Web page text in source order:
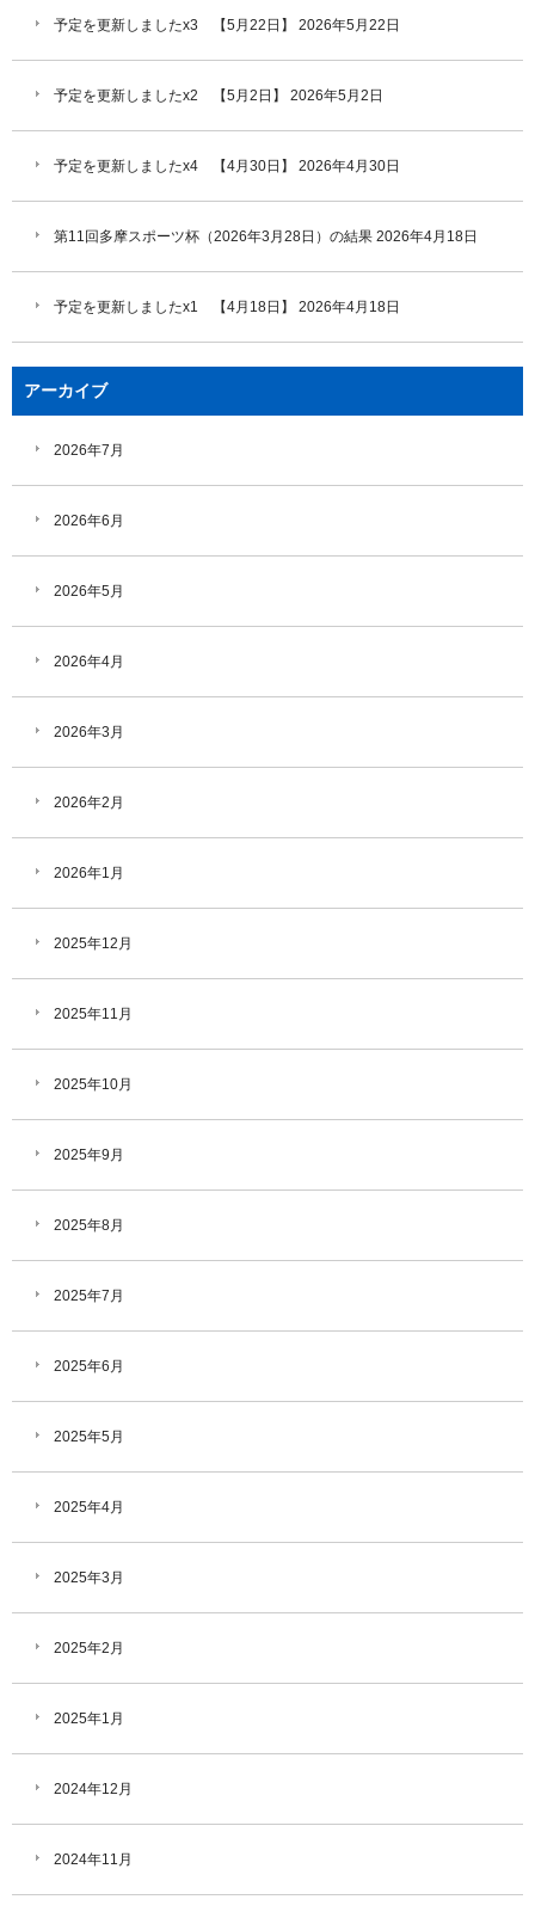
予定を更新しましたx3 【5月22日】 2026年5月22日
予定を更新しましたx2 【5月2日】 2026年5月2日
予定を更新しましたx4 【4月30日】 2026年4月30日
第11回多摩スポーツ杯（2026年3月28日）の結果 2026年4月18日
予定を更新しましたx1 【4月18日】 2026年4月18日
アーカイブ
2026年7月
2026年6月
2026年5月
2026年4月
2026年3月
2026年2月
2026年1月
2025年12月
2025年11月
2025年10月
2025年9月
2025年8月
2025年7月
2025年6月
2025年5月
2025年4月
2025年3月
2025年2月
2025年1月
2024年12月
2024年11月